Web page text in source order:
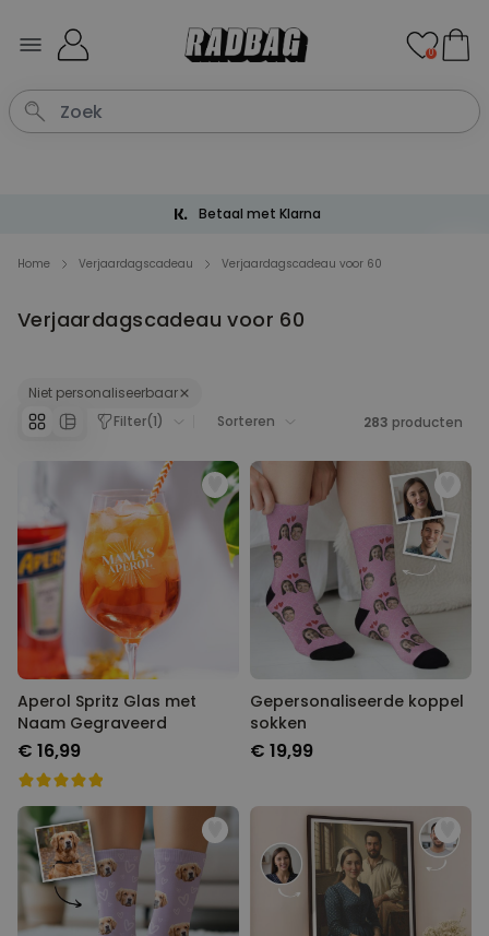
0
Betaal met Klarna
Home Verjaardagscadeau Verjaardagscadeau voor 60
Verjaardagscadeau voor 60
Niet personaliseerbaar
Filter(1) Sorteren 283 producten
Aperol Spritz Glas met
Naam Gegraveerd
€ 16,99
Gepersonaliseerde koppel
sokken
€ 19,99